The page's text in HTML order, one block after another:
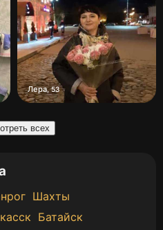
Лера,53
всех
Шахты
Батайск